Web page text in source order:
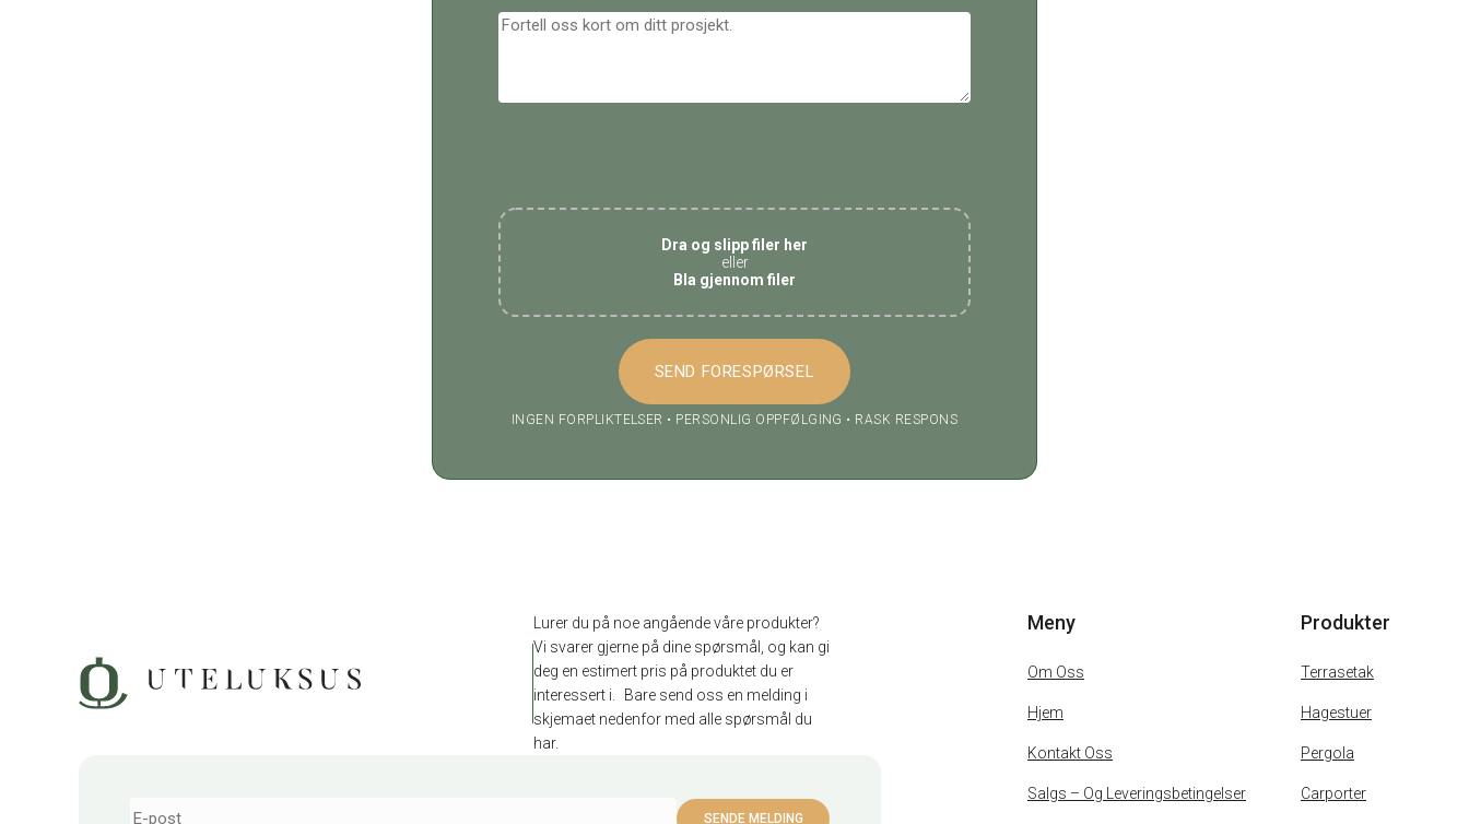
Dra og slipp filer her
eller
Bla gjennom filer
INGEN FORPLIKTELSER • PERSONLIG OPPFØLGING • RASK RESPONS
Lurer du på noe angående våre produkter?
Vi svarer gjerne på dine spørsmål, og kan gi
deg en estimert pris på produktet du er
interessert i. Bare send oss en melding i
skjemaet nedenfor med alle spørsmål du
har.
Meny
Om Oss
Hjem
Kontakt Oss
Salgs – Og Leveringsbetingelser
Produkter
Terrasetak
Hagestuer
Pergola
Carporter